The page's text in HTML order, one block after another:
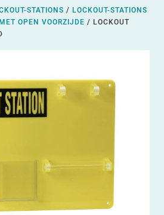
STATIONS / LOCKOUT-STATIONS
OPEN VOORZIJDE / LOCKOUT